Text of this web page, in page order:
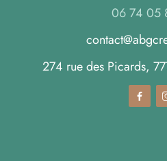
06 74 05
274 rue des Picards,
